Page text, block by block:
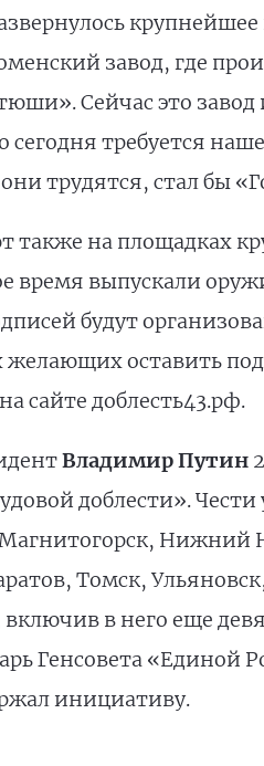
завод, где
Сейчас это
сегодня требуется
трудятся, стал бы
также на площадках
время выпускали
будут
желающих оставить
сайте доблесть43.рф.
Владимир Путин
доблести».
Магнитогорск,
Томск,
включив в него еще
Генсовета «Единой
инициативу.